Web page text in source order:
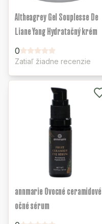
Altheagrey Gel Souplesse De
Liane Yang Hydratačný krém
0
Zatiaľ žiadne recenzie
annmarie Ovocné ceramidové
očné sérum